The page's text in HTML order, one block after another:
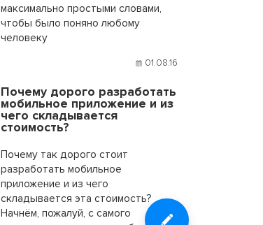
максимально простыми словами,
чтобы было поняно любому
человеку
01.08.16
Почему дорого разработать
мобильное приложение и из
чего складывается
стоимость?
Почему так дорого стоит
разработать мобильное
приложение и из чего
складывается эта стоимость?
Начнём, пожалуй, с самого